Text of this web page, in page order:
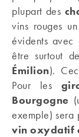
plupart des
vins rouges
évidents avec
être surtout
Émilion).
Pour les
Bourgogne
exemple) sera
vin oxydatif